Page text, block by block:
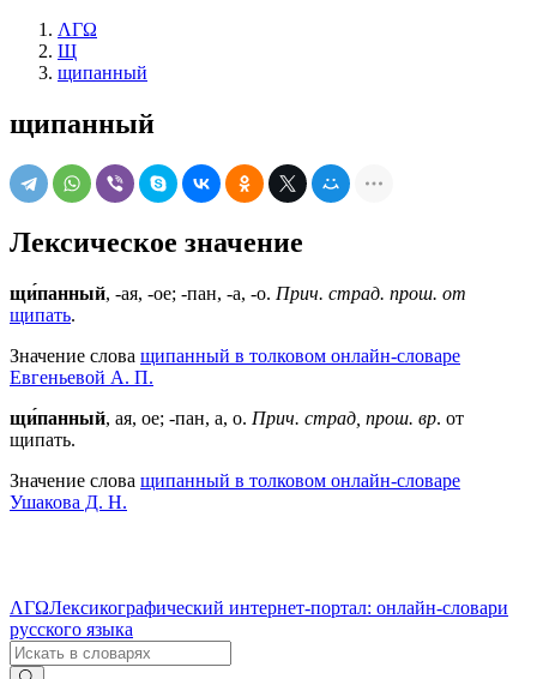
ΛΓΩ
Щ
щипанный
щипанный
Лексическое значение
щи́панный, -ая, -ое; -пан, -а, -о. Прич. страд. прош. от
щипать.
Значение слова щипанный в толковом онлайн-словаре
Евгеньевой А. П.
щи́панный, ая, ое; -пан, а, о. Прич. страд, прош. вр. от
щипать.
Значение слова щипанный в толковом онлайн-словаре
Ушакова Д. Н.
ΛΓΩЛексикографический интернет-портал: онлайн-словари
русского языка